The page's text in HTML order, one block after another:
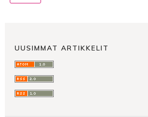
UUSIMMAT ARTIKKELIT